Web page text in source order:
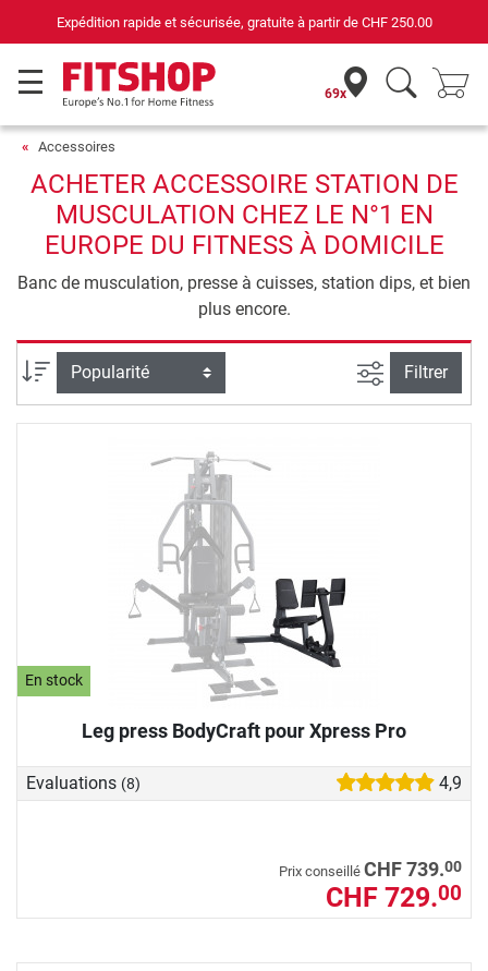
Expédition rapide et sécurisée, gratuite à partir de CHF 250.00
69x
Accessoires
ACHETER ACCESSOIRE STATION DE
MUSCULATION CHEZ LE N°1 EN
EUROPE DU FITNESS À DOMICILE
Banc de musculation, presse à cuisses, station dips, et bien
plus encore.
Trier par Filtrer la
Filtrer
En stock
Leg press BodyCraft pour Xpress Pro
Evaluations (8) 4,9
Prix conseillé CHF 739.00
CHF 729.00